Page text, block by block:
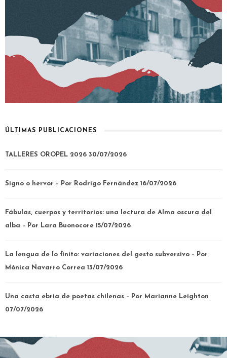
ÚLTIMAS PUBLICACIONES
TALLERES OROPEL 2026 30/07/2026
Signo o hervor – Por Rodrigo Fernández 16/07/2026
Fábulas, cuerpos y territorios: una lectura de Alma oscura del
alba – Por Lara Buonocore 15/07/2026
La lengua de lo finito: variaciones del gesto subversivo – Por
Mónica Navarro Correa 13/07/2026
Una casta ebria de poetas chilenas – Por Marianne Leighton
07/07/2026